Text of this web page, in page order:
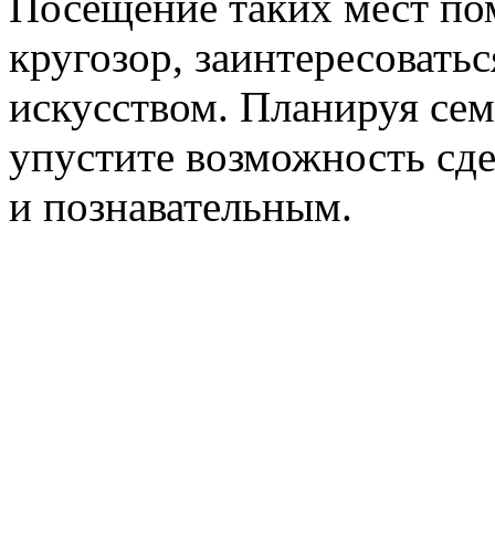
кругозор,
искусством. Планируя
упустите возможность
и познавательным.